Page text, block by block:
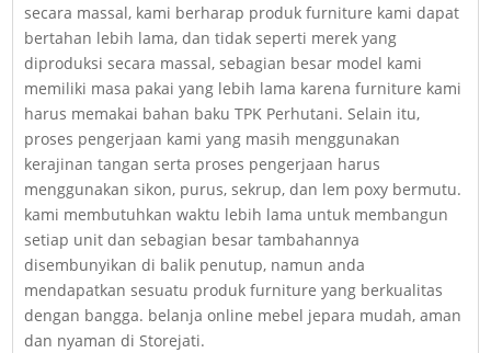
secara massal, kami berharap produk furniture kami dapat
bertahan lebih lama, dan tidak seperti merek yang
diproduksi secara massal, sebagian besar model kami
memiliki masa pakai yang lebih lama karena furniture kami
harus memakai bahan baku TPK Perhutani. Selain itu,
proses pengerjaan kami yang masih menggunakan
kerajinan tangan serta proses pengerjaan harus
menggunakan sikon, purus, sekrup, dan lem poxy bermutu.
kami membutuhkan waktu lebih lama untuk membangun
setiap unit dan sebagian besar tambahannya
disembunyikan di balik penutup, namun anda
mendapatkan sesuatu produk furniture yang berkualitas
dengan bangga. belanja online mebel jepara mudah, aman
dan nyaman di Storejati.